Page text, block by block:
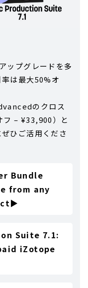
ップグレードを多
は最大50%オ
のクロス
フ – ¥33,900）と
ひご活用くださ
Bundle
from any
▶
Suite 7.1:
iZotope